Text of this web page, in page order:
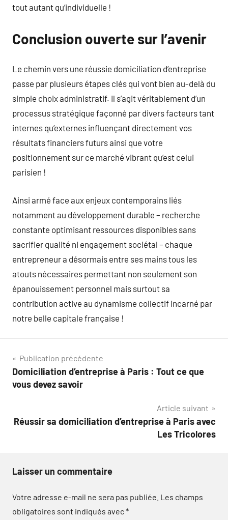
tout autant qu’individuelle !
Conclusion ouverte sur l’avenir
Le chemin vers une réussie domiciliation d’entreprise
passe par plusieurs étapes clés qui vont bien au-delà du
simple choix administratif. Il s’agit véritablement d’un
processus stratégique façonné par divers facteurs tant
internes qu’externes influençant directement vos
résultats financiers futurs ainsi que votre
positionnement sur ce marché vibrant qu’est celui
parisien !
Ainsi armé face aux enjeux contemporains liés
notamment au développement durable – recherche
constante optimisant ressources disponibles sans
sacrifier qualité ni engagement sociétal – chaque
entrepreneur a désormais entre ses mains tous les
atouts nécessaires permettant non seulement son
épanouissement personnel mais surtout sa
contribution active au dynamisme collectif incarné par
notre belle capitale française !
Navigation
de
Publication précédente
Domiciliation d’entreprise à Paris : Tout ce que
vous devez savoir
Article suivant
Réussir sa domiciliation d’entreprise à Paris avec
Les Tricolores
Laisser un commentaire
Votre adresse e-mail ne sera pas publiée. Les champs
obligatoires sont indiqués avec*